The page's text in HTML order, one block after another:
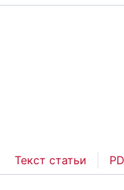
Текст статьи